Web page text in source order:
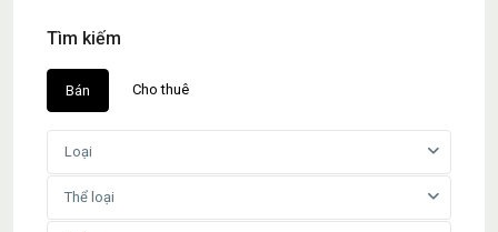
Tìm kiếm
Bán Cho thuê
Loại
Thể loại